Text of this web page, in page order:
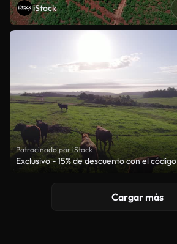
iStock
Patrocinado por iStock
Exclusivo - 15% de descuento con el código
Cargar más